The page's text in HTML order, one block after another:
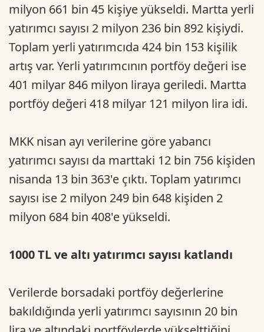
milyon 661 bin 45 kişiye yükseldi. Martta yerli
yatırımcı sayısı 2 milyon 236 bin 892 kişiydi.
Toplam yerli yatırımcıda 424 bin 153 kişilik
artış var. Yerli yatırımcının portföy değeri ise
401 milyar 846 milyon liraya geriledi. Martta
portföy değeri 418 milyar 121 milyon lira idi.
MKK nisan ayı verilerine göre yabancı
yatırımcı sayısı da marttaki 12 bin 756 kişiden
nisanda 13 bin 363'e çıktı. Toplam yatırımcı
sayısı ise 2 milyon 249 bin 648 kişiden 2
milyon 684 bin 408'e yükseldi.
1000 TL ve altı yatırımcı sayısı katlandı
Verilerde borsadaki portföy değerlerine
bakıldığında yerli yatırımcı sayısının 20 bin